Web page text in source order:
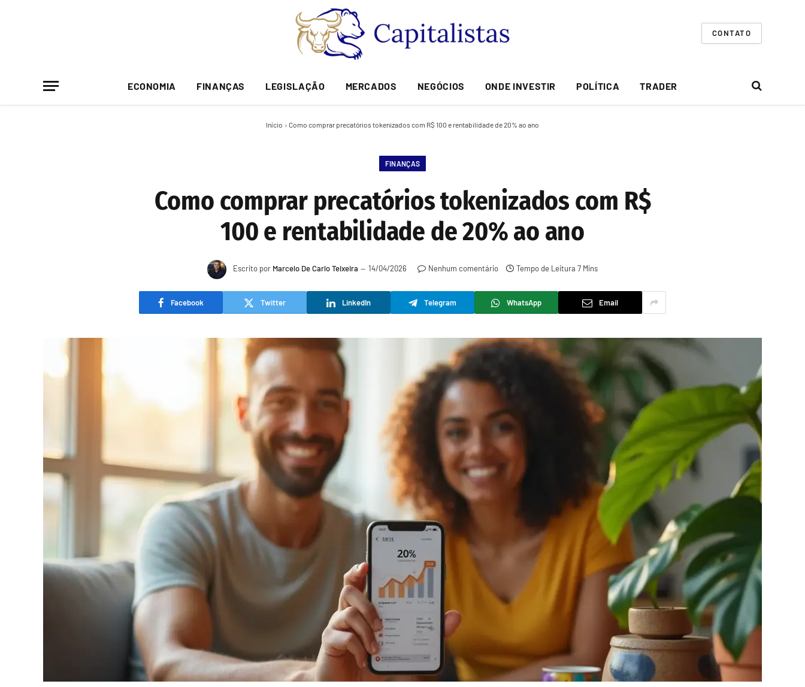
CONTATO
ECONOMIA FINANÇAS LEGISLAÇÃO MERCADOS NEGÓCIOS ONDE INVESTIR POLÍTICA TRADER
Início » Como comprar precatórios tokenizados com R$ 100 e rentabilidade de 20% ao ano
FINANÇAS
Como comprar precatórios tokenizados com R$
100 e rentabilidade de 20% ao ano
Escrito por Marcelo De Carlo Teixeira 14/04/2026 Nenhum comentário Tempo de Leitura 7 Mins
Facebook Twitter LinkedIn Telegram WhatsApp Email